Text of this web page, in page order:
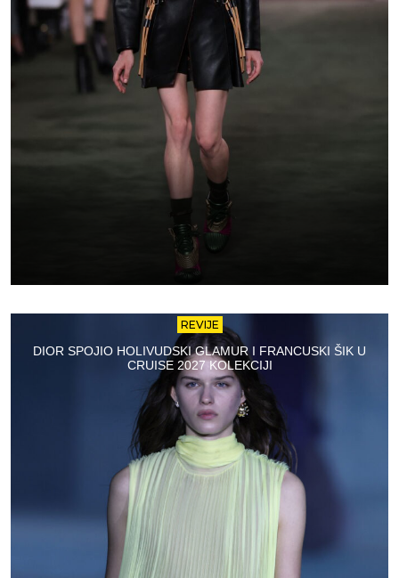
REVIJE
DIOR SPOJIO HOLIVUDSKI GLAMUR I FRANCUSKI ŠIK U
CRUISE 2027 KOLEKCIJI